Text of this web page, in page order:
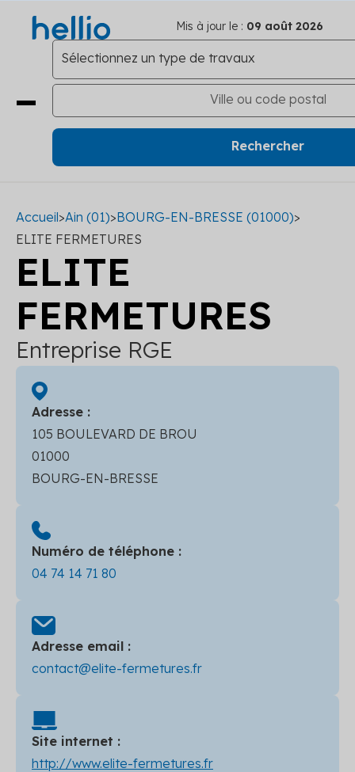
Mis à jour le : 09 août 2026
Accueil>Ain (01)>BOURG-EN-BRESSE (01000)>
ELITE FERMETURES
ELITE
FERMETURES
Entreprise RGE
Adresse :
105 BOULEVARD DE BROU
01000
BOURG-EN-BRESSE
Numéro de téléphone :
04 74 14 71 80
Adresse email :
contact@elite-fermetures.fr
Site internet :
http://www.elite-fermetures.fr